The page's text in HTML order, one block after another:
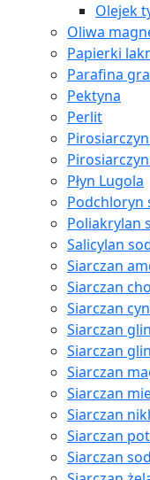
Olejek
Oliwa
Papierki
Parafina
Pektyna
Perlit
Płyn Lugola
Podchloryn
Poliakrylan
Salicylan
Siarczan
Siarczan
Siarczan
Siarczan
Siarczan
Siarczan
Siarczan
Siarczan
Siarczan
Siarczan